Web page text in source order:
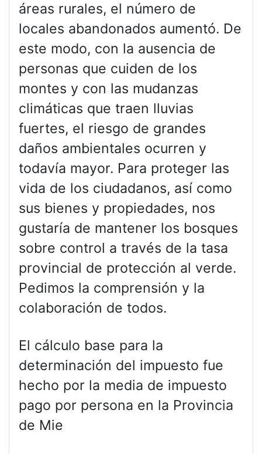
áreas rurales, el número de
locales abandonados aumentó. De
este modo, con la ausencia de
personas que cuiden de los
montes y con las mudanzas
climáticas que traen lluvias
fuertes, el riesgo de grandes
daños ambientales ocurren y
todavía mayor. Para proteger las
vida de los ciudadanos, así como
sus bienes y propiedades, nos
gustaría de mantener los bosques
sobre control a través de la tasa
provincial de protección al verde.
Pedimos la comprensión y la
colaboración de todos.
El cálculo base para la
determinación del impuesto fue
hecho por la media de impuesto
pago por persona en la Provincia
de Mie